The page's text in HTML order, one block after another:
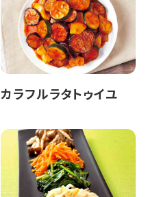
カラフルラタトゥイユ